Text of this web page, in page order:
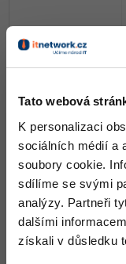
Tato webová
K personalizaci
sociálních médií a
soubory cookie.
sdílíme se svými
analýzy. Partneři
dalšími
získali v důsledku
David
Čápka